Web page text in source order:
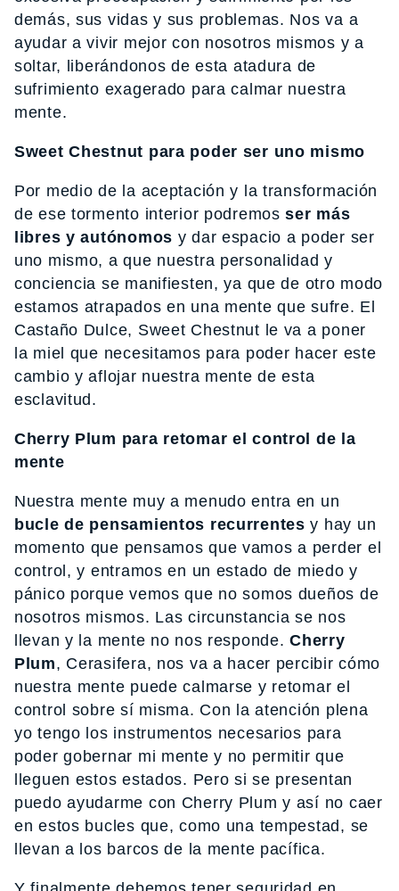
demás, sus vidas y sus problemas. Nos va a
ayudar a vivir mejor con nosotros mismos y a
soltar, liberándonos de esta atadura de
sufrimiento exagerado para calmar nuestra
mente.
Sweet Chestnut para poder ser uno mismo
Por medio de la aceptación y la transformación
de ese tormento interior podremosser más
libres y autónomos y dar espacio a poder ser
uno mismo, a que nuestra personalidad y
conciencia se manifiesten, ya que de otro modo
estamos atrapados en una mente que sufre. El
Castaño Dulce, Sweet Chestnut le va a poner
la miel que necesitamos para poder hacer este
cambio y aflojar nuestra mente de esta
esclavitud.
Cherry Plum para retomar el control de la
mente
Nuestra mente muy a menudo entra en un
bucle de pensamientos recurrentes y hay un
momento que pensamos que vamos a perder el
control, y entramos en un estado de miedo y
pánico porque vemos que no somos dueños de
nosotros mismos. Las circunstancia se nos
llevan y la mente no nos responde.Cherry
Plum, Cerasifera, nos va a hacer percibir cómo
nuestra mente puede calmarse y retomar el
control sobre sí misma. Con la atención plena
yo tengo los instrumentos necesarios para
poder gobernar mi mente y no permitir que
lleguen estos estados. Pero si se presentan
puedo ayudarme con Cherry Plum y así no caer
en estos bucles que, como una tempestad, se
llevan a los barcos de la mente pacífica.